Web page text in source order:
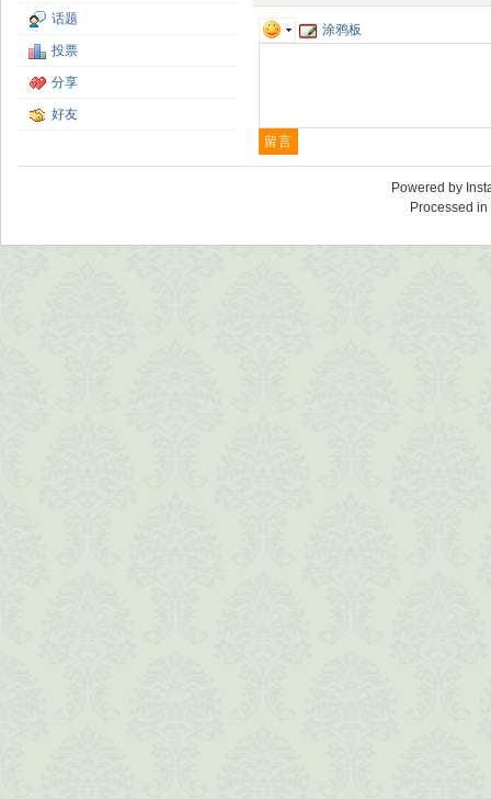
话题
投票
分享
好友
涂鸦板
Powered by
Processed